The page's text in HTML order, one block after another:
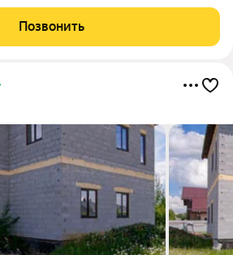
особенности: Материал
Позвонить